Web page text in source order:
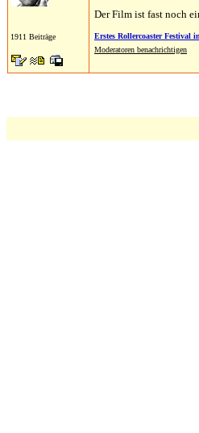
1911 Beiträge
Der Film ist fast noch
Erstes Rollercoaster Festival
Moderatoren benachrichtigen